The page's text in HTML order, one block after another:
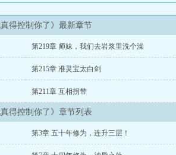
真得控制你了》最新章节
第219章 师妹，我们去岩浆里洗个澡
第215章 准灵宝太白剑
第211章 互相拐带
真得控制你了》章节列表
第3章 五十年修为，连升三层！